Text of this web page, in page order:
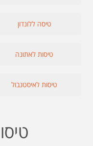
טיסה ללונדון
טיסות לאתונה
טיסות לאיסטנבול